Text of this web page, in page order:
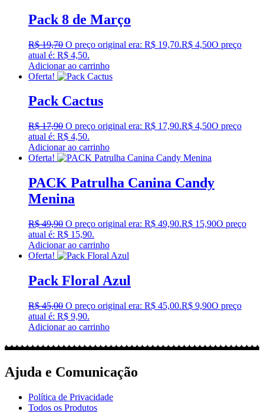
Pack 8 de Março
R$19,70 O preço original era: R$ 19,70.R$ 4,50O preço
atual é: R$ 4,50.
Adicionar ao carrinho
Oferta!
Pack Cactus
R$17,90 O preço original era: R$ 17,90.R$ 4,50O preço
atual é: R$ 4,50.
Adicionar ao carrinho
Oferta!
PACK Patrulha Canina Candy
Menina
R$49,90 O preço original era: R$ 49,90.R$ 15,90O preço
atual é: R$ 15,90.
Adicionar ao carrinho
Oferta!
Pack Floral Azul
R$45,00 O preço original era: R$ 45,00.R$ 9,90O preço
atual é: R$ 9,90.
Adicionar ao carrinho
Ajuda e Comunicação
Política de Privacidade
Todos os Produtos